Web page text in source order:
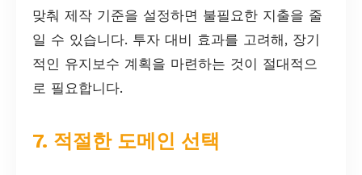
맞춰 제작 기준을 설정하면 불필요한 지출을 줄
일 수 있습니다. 투자 대비 효과를 고려해, 장기
적인 유지보수 계획을 마련하는 것이 절대적으
로 필요합니다.
7. 적절한 도메인 선택